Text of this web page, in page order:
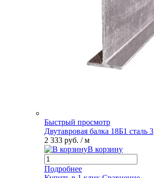
Быстрый просмотр
Двутавровая балка 18Б1 сталь 3
2 333 руб. / м
В корзину
Подробнее